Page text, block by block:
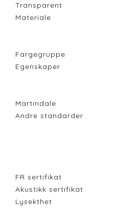
Transparent
Materiale
Fargegruppe
Egenskaper
Martindale
Andre standarder
FR sertifikat
Akustikk sertifikat
Lysekthet